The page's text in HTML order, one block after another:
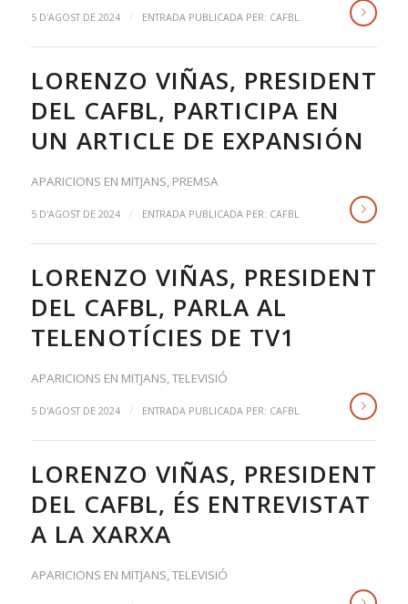
5 D'AGOST DE 2024 / ENTRADA PUBLICADA PER: CAFBL
LORENZO VIÑAS, PRESIDENT
DEL CAFBL, PARTICIPA EN
UN ARTICLE DE EXPANSIÓN
APARICIONS EN MITJANS, PREMSA
5 D'AGOST DE 2024 / ENTRADA PUBLICADA PER: CAFBL
LORENZO VIÑAS, PRESIDENT
DEL CAFBL, PARLA AL
TELENOTÍCIES DE TV1
APARICIONS EN MITJANS,TELEVISIÓ
5 D'AGOST DE 2024 / ENTRADA PUBLICADA PER: CAFBL
LORENZO VIÑAS, PRESIDENT
DEL CAFBL, ÉS ENTREVISTAT
A LA XARXA
APARICIONS EN MITJANS,TELEVISIÓ